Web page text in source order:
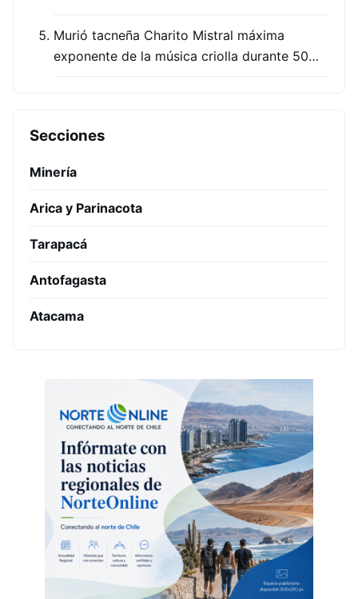
Murió tacneña Charito Mistral máxima
exponente de la música criolla durante 50…
Secciones
Minería
Arica y Parinacota
Tarapacá
Antofagasta
Atacama